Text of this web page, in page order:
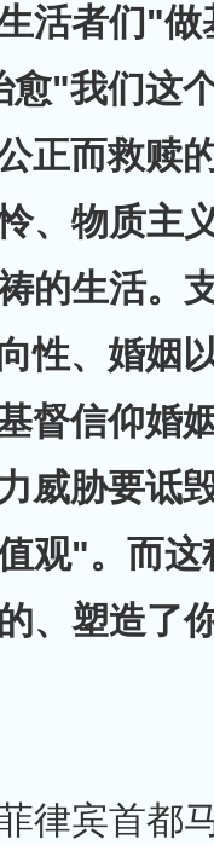
活者们"做
"我们这
正而救赎
、物质主
的生活。
性、婚姻
督信仰婚
威胁要诋
观"。而
、塑造了
律宾首都